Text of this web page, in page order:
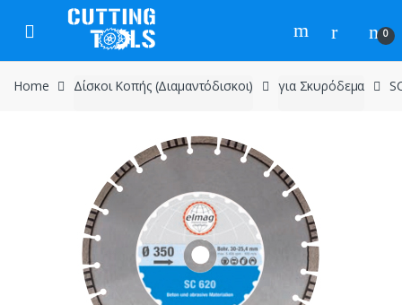
0
Home Δίσκοι Κοπής (Διαμαντόδισκοι) για Σκυρόδεμα